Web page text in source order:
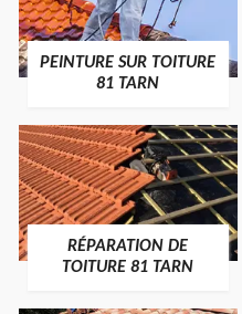
PEINTURE SUR TOITURE
81 TARN
RÉPARATION DE
TOITURE 81 TARN